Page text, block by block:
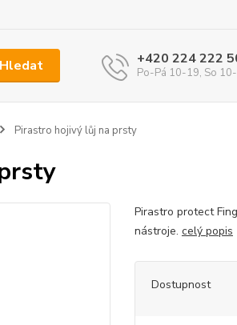
Hledat +420 224 222
Po-Pá 10-19, So
Pirastro hojivý lůj na prsty
Pirastro protect
nástroje. celý popis
Dostupnost